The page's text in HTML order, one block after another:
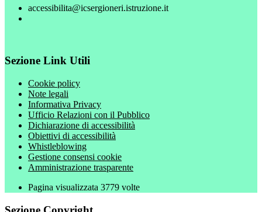
accessibilita@icsergioneri.istruzione.it
Sezione Link Utili
Cookie policy
Note legali
Informativa Privacy
Ufficio Relazioni con il Pubblico
Dichiarazione di accessibilità
Obiettivi di accessibilità
Whistleblowing
Gestione consensi cookie
Amministrazione trasparente
Pagina visualizzata 3779 volte